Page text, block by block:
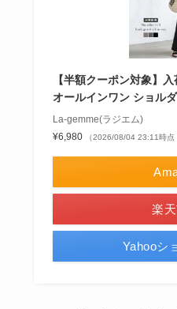
【半額クーポン対象】
オールインワン ショル
La-gemme(ラジエム)
¥6,980
（2026/08/04 23:11時点
楽
Yahooシ